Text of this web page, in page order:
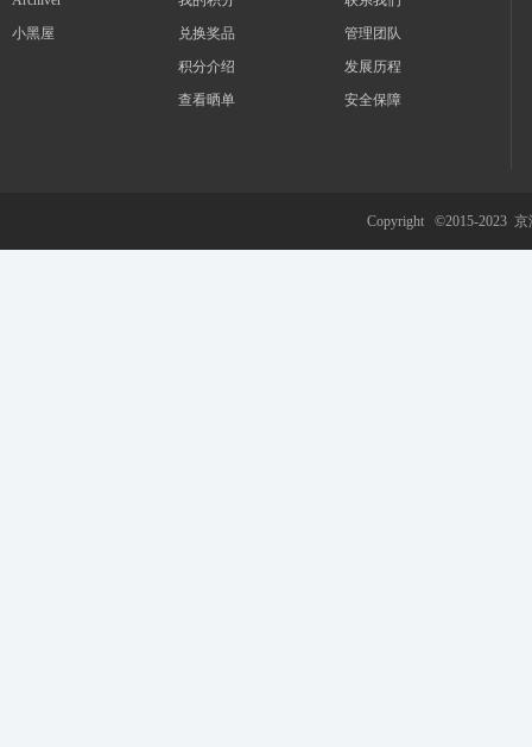
小黑屋
兑换奖品
积分介绍
查看晒单
管理团队
发展历程
安全保障
Copyright ©2015-2023 京